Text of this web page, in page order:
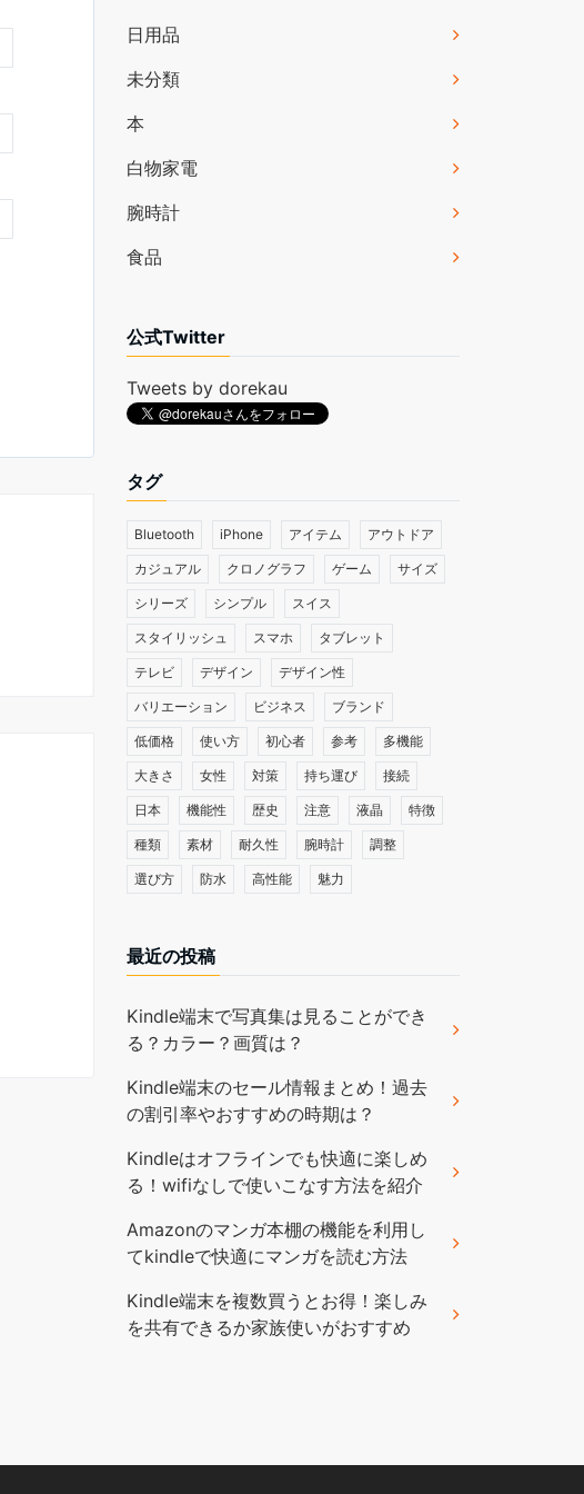
日用品
未分類
本
白物家電
腕時計
食品
公式Twitter
Tweets by dorekau
タグ
Bluetooth iPhone アイテム アウトドア
カジュアル クロノグラフ ゲーム サイズ
シリーズ シンプル スイス
スタイリッシュ スマホ タブレット
テレビ デザイン デザイン性
バリエーション ビジネス ブランド
低価格 使い方 初心者 参考 多機能
大きさ 女性 対策 持ち運び 接続
日本 機能性 歴史 注意 液晶 特徴
種類 素材 耐久性 腕時計 調整
選び方 防水 高性能 魅力
最近の投稿
Kindle端末で写真集は見ることができ
る？カラー？画質は？
Kindle端末のセール情報まとめ！過去
の割引率やおすすめの時期は？
Kindleはオフラインでも快適に楽しめ
る！wifiなしで使いこなす方法を紹介
Amazonのマンガ本棚の機能を利用し
てkindleで快適にマンガを読む方法
Kindle端末を複数買うとお得！楽しみ
を共有できるか家族使いがおすすめ